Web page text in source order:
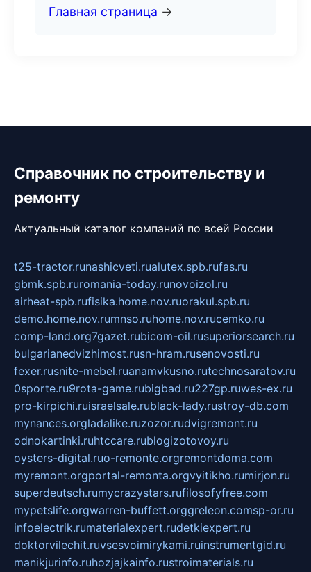
Главная страница →
Справочник по строительству и
ремонту
Актуальный каталог компаний по всей России
t25-tractor.runashicveti.rualutex.spb.rufas.ru
gbmk.spb.ruromania-today.runovoizol.ru
airheat-spb.rufisika.home.nov.ruorakul.spb.ru
demo.home.nov.rumnso.ruhome.nov.rucemko.ru
comp-land.org7gazet.rubicom-oil.rusuperiorsearch.ru
bulgarianedvizhimost.rusn-hram.rusenovosti.ru
fexer.rusnite-mebel.ruanamvkusno.rutechnosaratov.ru
0sporte.ru9rota-game.rubigbad.ru227gp.ruwes-ex.ru
pro-kirpichi.ruisraelsale.rublack-lady.rustroy-db.com
mynances.orgladalike.ruzozor.rudvigremont.ru
odnokartinki.ruhtccare.rublogizotovoy.ru
oysters-digital.ruo-remonte.orgremontdoma.com
myremont.orgportal-remonta.orgvyitikho.rumirjon.ru
superdeutsch.rumycrazystars.rufilosofyfree.com
mypetslife.orgwarren-buffett.orggreleon.comsp-or.ru
infoelectrik.rumaterialexpert.rudetkiexpert.ru
doktorvilechit.ruvsesvoimirykami.ruinstrumentgid.ru
manikjurinfo.ruhozjajkainfo.rustroimaterials.ru